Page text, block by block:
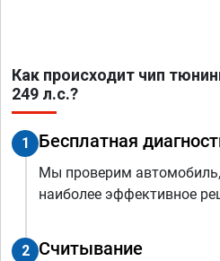
Как происходит чип
249 л.с.?
1 Бесплатная
Мы проверим
наиболее эффективное
2 Считывание